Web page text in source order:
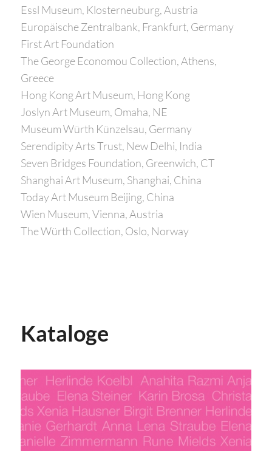
Essl Museum, Klosterneuburg, Austria
Europäische Zentralbank, Frankfurt, Germany
First Art Foundation
The George Economou Collection, Athens,
Greece
Hong Kong Art Museum, Hong Kong
Joslyn Art Museum, Omaha, NE
Museum Würth Künzelsau, Germany
Serendipity Arts Trust, New Delhi, India
Seven Bridges Foundation, Greenwich, CT
Shanghai Art Museum, Shanghai, China
Today Art Museum Beijing, China
Wien Museum, Vienna, Austria
The Würth Collection, Oslo, Norway
Kataloge